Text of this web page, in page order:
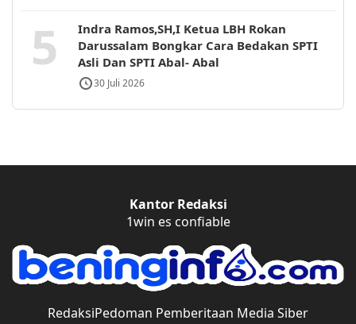
5
Indra Ramos,SH,I Ketua LBH Rokan
Darussalam Bongkar Cara Bedakan SPTI
Asli Dan SPTI Abal- Abal
30 Juli 2026
Kantor Redaksi
1win es confiable
RedaksiPedoman Pemberitaan Media Siber